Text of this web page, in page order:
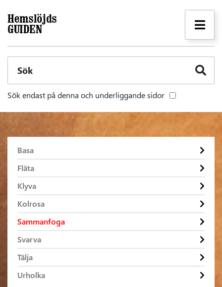
Sök
Sök endast på denna och underliggande sidor
Basa
Fläta
Klyva
Kolrosa
Sammanfoga
Svarva
Tälja
Urholka